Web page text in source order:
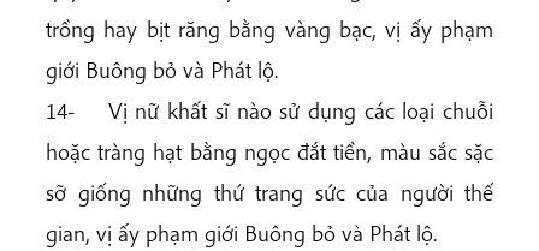
trồng hay bịt răng bằng vàng bạc, vị ấy phạm
giới Buông bỏ và Phát lộ.
14- Vị nữ khất sĩ nào sử dụng các loại chuỗi
hoặc tràng hạt bằng ngọc đắt tiền, màu sắc sặc
sỡ giống những thứ trang sức của người thế
gian, vị ấy phạm giới Buông bỏ và Phát lộ.